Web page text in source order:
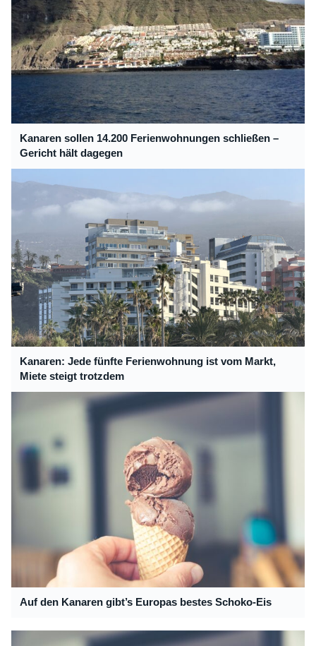
Kanaren sollen 14.200 Ferienwohnungen schließen –
Gericht hält dagegen
Kanaren: Jede fünfte Ferienwohnung ist vom Markt,
Miete steigt trotzdem
Auf den Kanaren gibt’s Europas bestes Schoko-Eis